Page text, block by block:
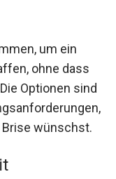
um ein
ohne dass
Optionen sind
wünschst.